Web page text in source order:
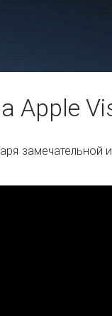
Apple
замечательной